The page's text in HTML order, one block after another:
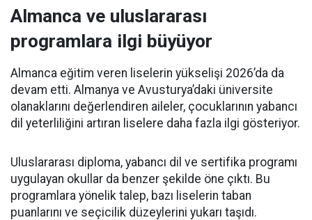
Almanca ve uluslararası
programlara ilgi büyüyor
Almanca eğitim veren liselerin yükselişi 2026’da da
devam etti. Almanya ve Avusturya’daki üniversite
olanaklarını değerlendiren aileler, çocuklarının yabancı
dil yeterliliğini artıran liselere daha fazla ilgi gösteriyor.
Uluslararası diploma, yabancı dil ve sertifika programı
uygulayan okullar da benzer şekilde öne çıktı. Bu
programlara yönelik talep, bazı liselerin taban
puanlarını ve seçicilik düzeylerini yukarı taşıdı.